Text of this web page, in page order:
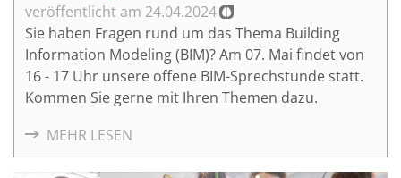
24.04.2024
Sie haben Fragen rund um das Thema Building
Information Modeling (BIM)? Am 07. Mai findet von
16 - 17 Uhr unsere offene BIM-Sprechstunde statt.
Kommen Sie gerne mit Ihren Themen dazu.
MEHR LESEN